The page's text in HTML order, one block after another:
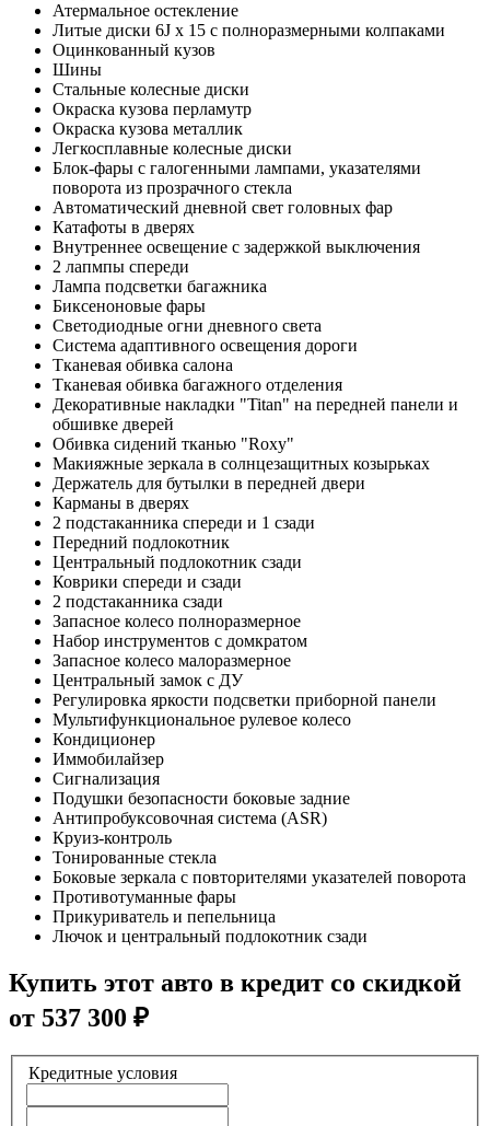
Атермальное остекление
Литые диски 6J х 15 с полноразмерными колпаками
Оцинкованный кузов
Шины
Стальные колесные диски
Окраска кузова перламутр
Окраска кузова металлик
Легкосплавные колесные диски
Блок-фары с галогенными лампами, указателями
поворота из прозрачного стекла
Автоматический дневной свет головных фар
Катафоты в дверях
Внутреннее освещение с задержкой выключения
2 лапмпы спереди
Лампа подсветки багажника
Биксеноновые фары
Светодиодные огни дневного света
Система адаптивного освещения дороги
Тканевая обивка салона
Тканевая обивка багажного отделения
Декоративные накладки "Titan" на передней панели и
обшивке дверей
Обивка сидений тканью "Roxy"
Макияжные зеркала в солнцезащитных козырьках
Держатель для бутылки в передней двери
Карманы в дверях
2 подстаканника спереди и 1 сзади
Передний подлокотник
Центральный подлокотник сзади
Коврики спереди и сзади
2 подстаканника сзади
Запасное колесо полноразмерное
Набор инструментов с домкратом
Запасное колесо малоразмерное
Центральный замок с ДУ
Регулировка яркости подсветки приборной панели
Мультифункциональное рулевое колесо
Кондиционер
Иммобилайзер
Сигнализация
Подушки безопасности боковые задние
Антипробуксовочная система (ASR)
Круиз-контроль
Тонированные стекла
Боковые зеркала с повторителями указателей поворота
Противотуманные фары
Прикуриватель и пепельница
Лючок и центральный подлокотник сзади
Купить этот авто в кредит со скидкой
от 537 300 ₽
Кредитные условия